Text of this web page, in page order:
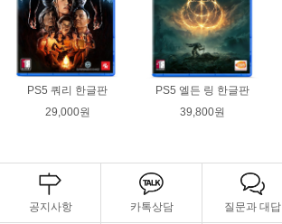
PS5 쿼리 한글판
29,000원
PS5 엘든 링 한글판
39,800원
공지사항 카톡상담 질문과 대답